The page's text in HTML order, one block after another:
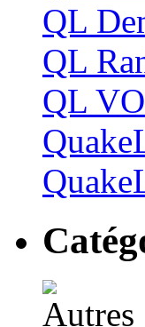
QL
QL
QL